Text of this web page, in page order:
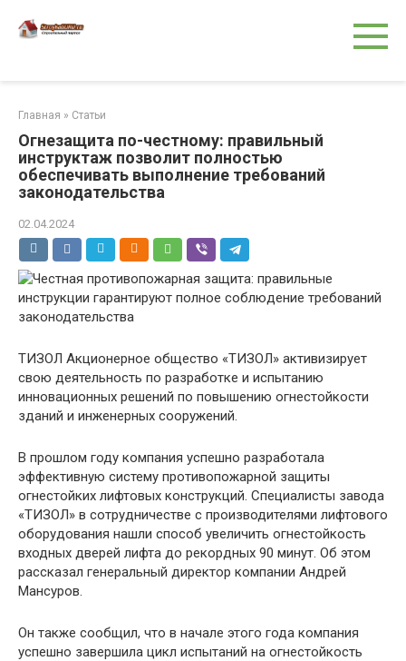
Главная » Статьи
Огнезащита по-честному: правильный
инструктаж позволит полностью
обеспечивать выполнение требований
законодательства
02.04.2024
ТИЗОЛ Акционерное общество «ТИЗОЛ» активизирует
свою деятельность по разработке и испытанию
инновационных решений по повышению огнестойкости
зданий и инженерных сооружений.
В прошлом году компания успешно разработала
эффективную систему противопожарной защиты
огнестойких лифтовых конструкций. Специалисты завода
«ТИЗОЛ» в сотрудничестве с производителями лифтового
оборудования нашли способ увеличить огнестойкость
входных дверей лифта до рекордных 90 минут. Об этом
рассказал генеральный директор компании Андрей
Мансуров.
Он также сообщил, что в начале этого года компания
успешно завершила цикл испытаний на огнестойкость